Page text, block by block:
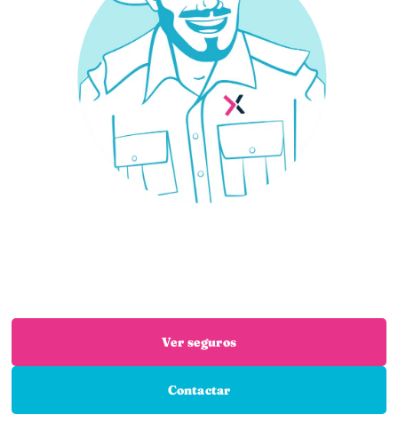
¿Necesitas un seguro?
Ver seguros
Contactar